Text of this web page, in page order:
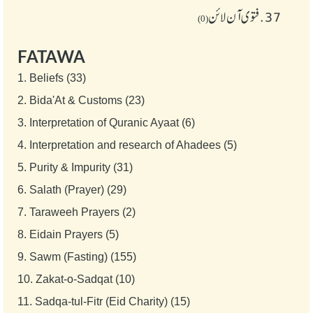
37. فتوی آن لائن(0)
FATAWA
1. Beliefs (33)
2. Bida'At & Customs (23)
3. Interpretation of Quranic Ayaat (6)
4. Interpretation and research of Ahadees (5)
5. Purity & Impurity (31)
6. Salath (Prayer) (29)
7. Taraweeh Prayers (2)
8. Eidain Prayers (5)
9. Sawm (Fasting) (155)
10. Zakat-o-Sadqat (10)
11. Sadqa-tul-Fitr (Eid Charity) (15)